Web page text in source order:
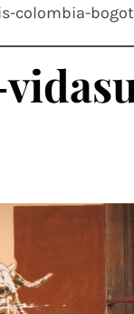
colombia-